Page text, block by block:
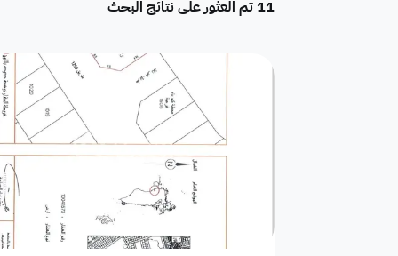
هدام أرض سكنية
تاون هاوس
11 تم العثور على نتائج البحث